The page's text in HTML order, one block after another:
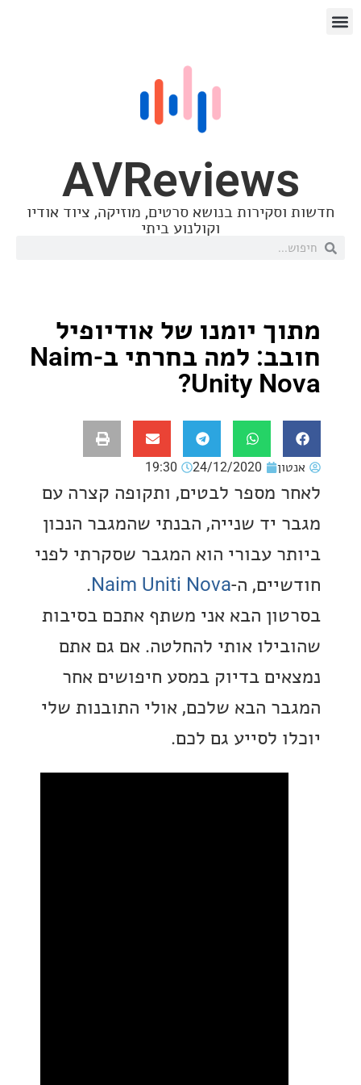
בנושא סרטים, מוזיקה, ציוד אודיו
וקולנוע ביתי
יומנו של אודיופיל
חובב: למה בחרתי ב-Naim
Unity
24/12/2020
19:30
מספר לבטים, ותקופה קצרה עם
יד שנייה, הבנתי שהמגבר הנכון
עבורי הוא המגבר שסקרתי לפני
ה-Naim Uniti Nova
.
הבא אני משתף אתכם בסיבות
אותי להחלטה. אם גם אתם
בדיוק במסע חיפושים אחר
הבא שלכם, אולי התובנות שלי
לסייע גם לכם.